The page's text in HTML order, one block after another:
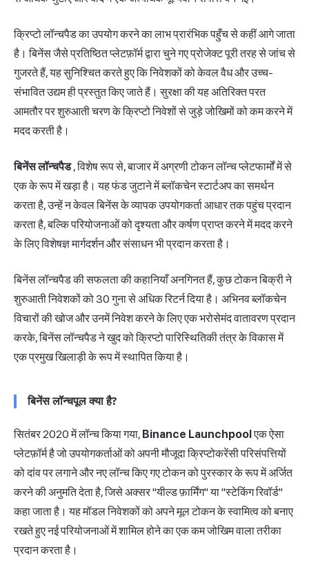
क्रिप्टो लॉन्चपैड का उपयोग करने का लाभ प्रारंभिक पहुँच से कहीं आगे जाता
है। बिनेंस जैसे प्रतिष्ठित प्लेटफ़ॉर्म द्वारा चुने गए प्रोजेक्ट पूरी तरह से जांच से
गुजरते हैं, यह सुनिश्चित करते हुए कि निवेशकों को केवल वैध और उच्च-
संभावित उद्यम ही प्रस्तुत किए जाते हैं। सुरक्षा की यह अतिरिक्त परत
आमतौर पर शुरुआती चरण के क्रिप्टो निवेशों से जुड़े जोखिमों को कम करने में
मदद करती है।
बिनेंस लॉन्चपैड, विशेष रूप से, बाजार में अग्रणी टोकन लॉन्च प्लेटफार्मों में से
एक के रूप में खड़ा है। यह फंड जुटाने में ब्लॉकचेन स्टार्टअप का समर्थन
करता है, उन्हें न केवल बिनेंस के व्यापक उपयोगकर्ता आधार तक पहुंच प्रदान
करता है, बल्कि परियोजनाओं को दृश्यता और कर्षण प्राप्त करने में मदद करने
के लिए विशेषज्ञ मार्गदर्शन और संसाधन भी प्रदान करता है।
बिनेंस लॉन्चपैड की सफलता की कहानियाँ अनगिनत हैं, कुछ टोकन बिक्री ने
शुरुआती निवेशकों को 30 गुना से अधिक रिटर्न दिया है। अभिनव ब्लॉकचेन
विचारों की खोज और उनमें निवेश करने के लिए एक भरोसेमंद वातावरण प्रदान
करके, बिनेंस लॉन्चपैड ने खुद को क्रिप्टो पारिस्थितिकी तंत्र के विकास में
एक प्रमुख खिलाड़ी के रूप में स्थापित किया है।
बिनेंस लॉन्चपूल क्या है?
सितंबर 2020 में लॉन्च किया गया, Binance Launchpoolएक ऐसा
प्लेटफ़ॉर्म है जो उपयोगकर्ताओं को अपनी मौजूदा क्रिप्टोकरेंसी परिसंपत्तियों
को दांव पर लगाने और नए लॉन्च किए गए टोकन को पुरस्कार के रूप में अर्जित
करने की अनुमति देता है, जिसे अक्सर "यील्ड फ़ार्मिंग" या "स्टेकिंग रिवॉर्ड"
कहा जाता है। यह मॉडल निवेशकों को अपने मूल टोकन के स्वामित्व को बनाए
रखते हुए नई परियोजनाओं में शामिल होने का एक कम जोखिम वाला तरीका
प्रदान करता है।